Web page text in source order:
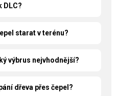
DLC?
starat v terénu?
výbrus nejvhodnější?
dřeva přes čepel?